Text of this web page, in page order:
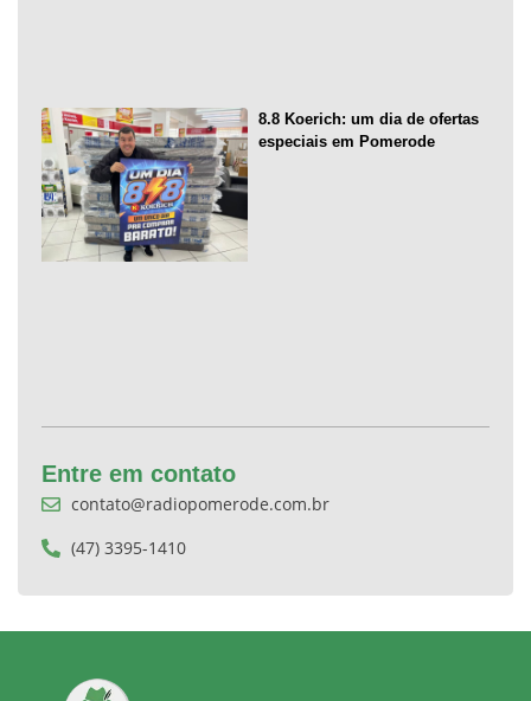
8.8 Koerich: um dia de ofertas
especiais em Pomerode
Entre em contato
contato@radiopomerode.com.br
(47) 3395-1410